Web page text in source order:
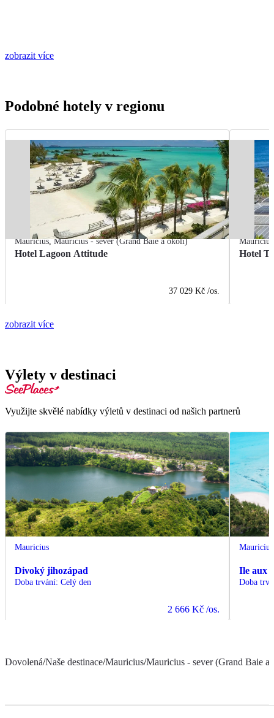
zobrazit více
Podobné hotely v regionu
Mauricius,Mauricius - sever (Grand Baie a okolí)
Hotel Lagoon Attitude
37 029 Kč /os.
Mauricius
Hotel
zobrazit více
Výlety v destinaci
Využijte skvělé nabídky výletů v destinaci od našich partnerů
Mauricius
Divoký jihozápad
Doba trvání: Celý den
2 666 Kč /os.
Mauricius
Ile aux
Doba
Dovolená/Naše destinace/Mauricius/Mauricius - sever (Grand Baie a